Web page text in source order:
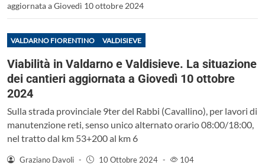
aggiornata a Giovedì 10 ottobre 2024
VALDARNO FIORENTINO VALDISIEVE
Viabilità in Valdarno e Valdisieve. La situazione
dei cantieri aggiornata a Giovedì 10 ottobre
2024
Sulla strada provinciale 9ter del Rabbi (Cavallino), per lavori di
manutenzione reti, senso unico alternato orario 08:00/18:00,
nel tratto dal km 53+200 al km 6
Graziano Davoli - 10 Ottobre 2024 - 104